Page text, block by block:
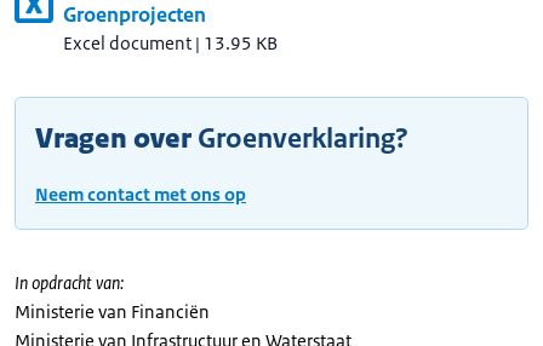
Groenprojecten
Excel document | 13.95 KB
Vragen over Groenverklaring?
Neem contact met ons op
In opdracht van:
Ministerie van Financiën
Ministerie van Infrastructuur en Waterstaat